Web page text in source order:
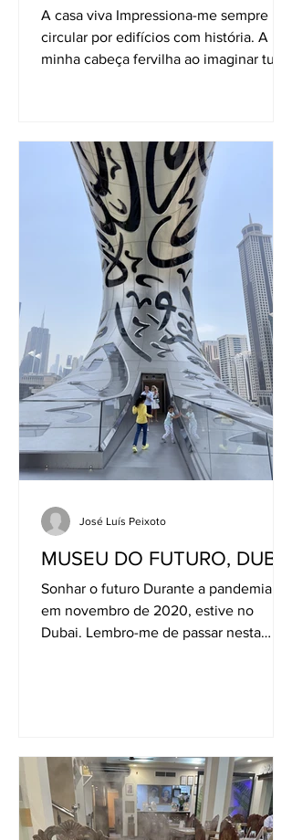
CABO VERDE
A casa viva Impressiona-me sempre
circular por edifícios com história. A
minha cabeça fervilha ao imaginar tudo
MUSEU DO FUTURO, DUBAI
Sonhar o futuro Durante a pandemia,
em novembro de 2020, estive no
Dubai. Lembro-me de passar nesta
José Luís Peixoto